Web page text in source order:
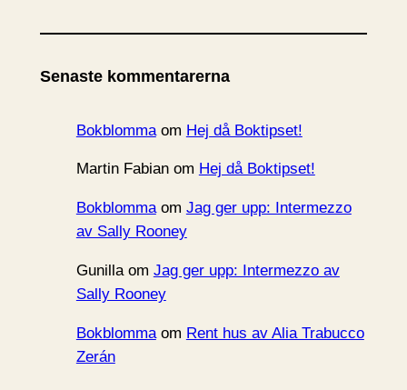
k
v
Senaste kommentarerna
Bokblommaom Hej då Boktipset!
Martin Fabianom Hej då Boktipset!
Bokblommaom Jag ger upp: Intermezzo
av Sally Rooney
Gunillaom Jag ger upp: Intermezzo av
Sally Rooney
Bokblommaom Rent hus av Alia Trabucco
Zerán